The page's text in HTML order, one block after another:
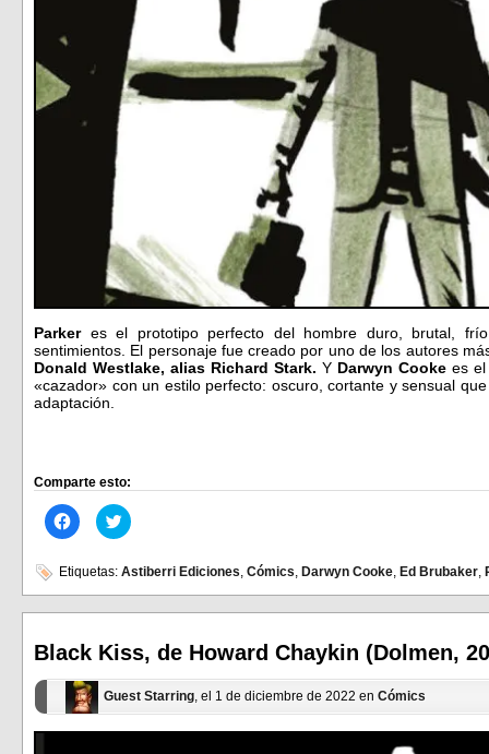
Parker es el prototipo perfecto del hombre duro, brutal,
sentimientos. El personaje fue creado por uno de los autores
Donald Westlake, alias Richard Stark. Y Darwyn Cooke es
«cazador» con un estilo perfecto: oscuro, cortante y sensual
adaptación.
Comparte esto:
Haz
clic
en
Facebook
(Se
abre
ventana
nueva)
Haz
clic
en
(Se
abre
ventana
nueva)
Etiquetas: Astiberri Ediciones, Cómics, Darwyn Cooke, Ed Brubaker,
Black Kiss, de Howard Chaykin (Dolmen,
Guest Starring, el 1 de diciembre de 2022 en Cómics